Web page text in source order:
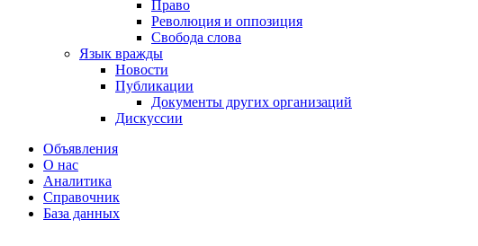
Право
Революция и оппозиция
Свобода слова
Язык вражды
Новости
Публикации
Документы других организаций
Дискуссии
Объявления
О нас
Аналитика
Справочник
База данных